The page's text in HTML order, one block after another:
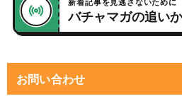
新着記事を見逃さないために
バチャマガの追い
お問い合わせ